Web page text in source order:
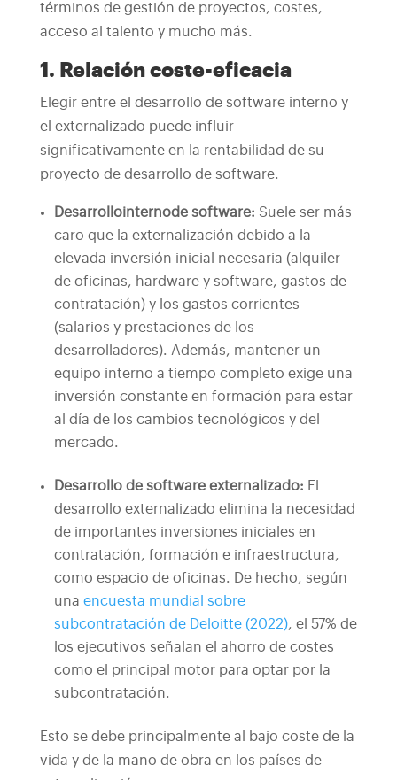
términos de gestión de proyectos, costes,
acceso al talento y mucho más.
1. Relación coste-eficacia
Elegir entre el desarrollo de software interno y
el externalizado puede influir
significativamente en la rentabilidad de su
proyecto de desarrollo de software.
Desarrollointernode software: Suele ser más
caro que la externalización debido a la
elevada inversión inicial necesaria (alquiler
de oficinas, hardware y software, gastos de
contratación) y los gastos corrientes
(salarios y prestaciones de los
desarrolladores). Además, mantener un
equipo interno a tiempo completo exige una
inversión constante en formación para estar
al día de los cambios tecnológicos y del
mercado.
Desarrollo de software externalizado: El
desarrollo externalizado elimina la necesidad
de importantes inversiones iniciales en
contratación, formación e infraestructura,
como espacio de oficinas. De hecho, según
una encuesta mundial sobre
subcontratación de Deloitte (2022), el 57% de
los ejecutivos señalan el ahorro de costes
como el principal motor para optar por la
subcontratación.
Esto se debe principalmente al bajo coste de la
vida y de la mano de obra en los países de